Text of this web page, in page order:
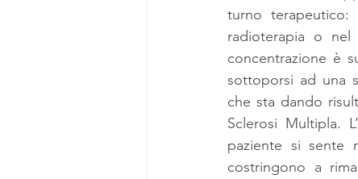
turno
radioterapia o
concentrazione è
sottoporsi ad una
che sta dando
Sclerosi Multipla.
paziente si sente
costringono a